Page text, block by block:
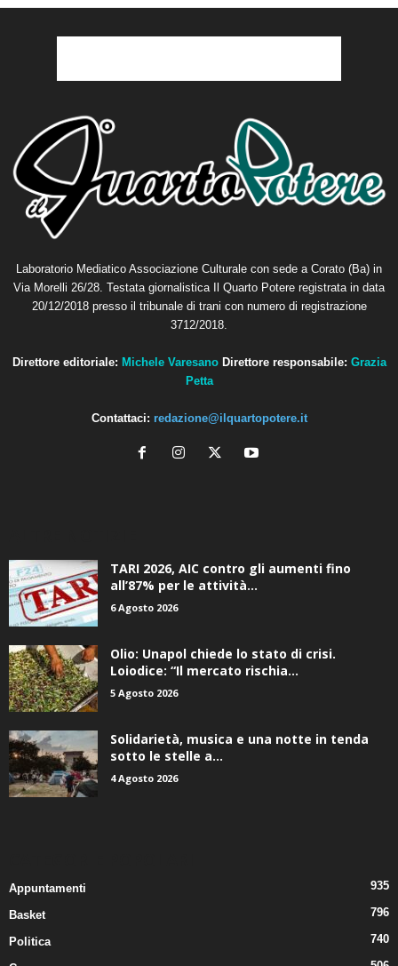
Laboratorio Mediatico Associazione Culturale con sede a Corato (Ba) in
Via Morelli 26/28. Testata giornalistica Il Quarto Potere registrata in data
20/12/2018 presso il tribunale di trani con numero di registrazione
3712/2018.
Direttore editoriale: Michele Varesano Direttore responsabile: Grazia
Petta
Contattaci: redazione@ilquartopotere.it
TARI 2026, AIC contro gli aumenti fino
all’87% per le attività...
6 Agosto 2026
Olio: Unapol chiede lo stato di crisi.
Loiodice: “Il mercato rischia...
5 Agosto 2026
Solidarietà, musica e una notte in tenda
sotto le stelle a...
4 Agosto 2026
Appuntamenti 935
Basket 796
Politica 740